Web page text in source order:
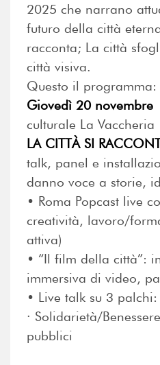
2025 che narrano
futuro della città
racconta; La città
città visiva.
Questo il programma:
Giovedì 20 novembre
culturale La Vaccheria
LA CITTÀ SI
talk, panel e
danno voce a storie,
•⁠ ⁠Roma Popcast live
creatività, lavoro/
attiva)
•⁠ ⁠“Il film della città”:
immersiva di video,
•⁠ ⁠Live talk su 3
· Solidarietà/
pubblici